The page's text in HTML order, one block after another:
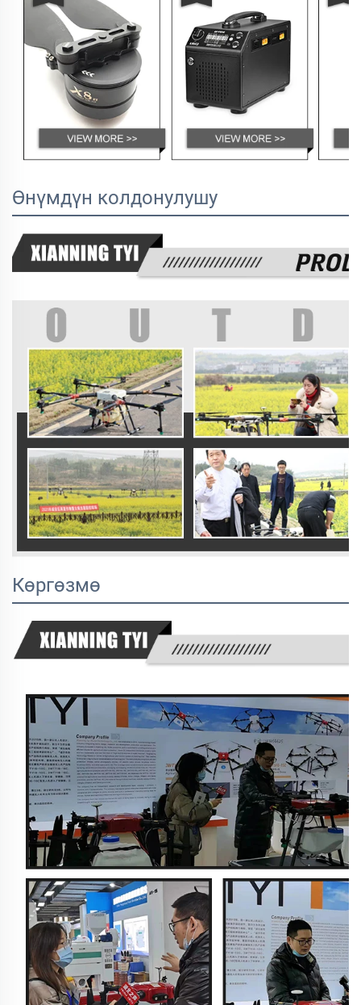
Өнүмдүн колдонулушу
Көргөзмө